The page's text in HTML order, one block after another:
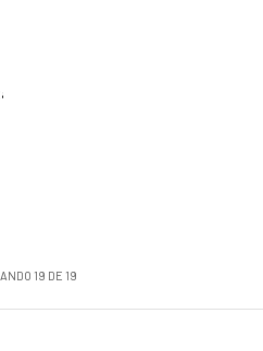
Ohr-mp579 - Accesorios
19 DE 19